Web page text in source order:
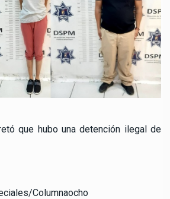
que hubo una detención ilegal de
Columnaocho